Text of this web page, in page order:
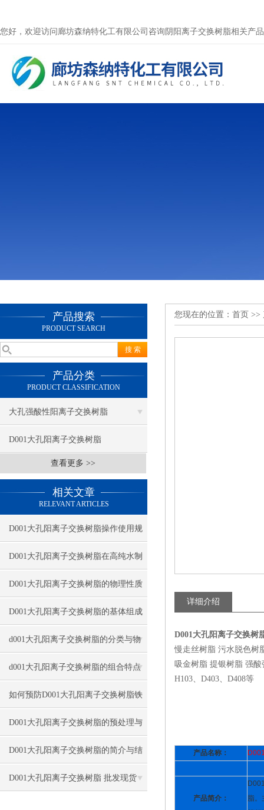
您好，欢迎访问廊坊森纳特化工有限公司咨询阴阳离子交换树脂相关产
产品搜索
PRODUCT SEARCH
产品分类
PRODUCT CLASSIFICATION
大孔强酸性阳离子交换树脂
D001大孔阳离子交换树脂
查看更多 >>
相关文章
RELEVANT ARTICLES
D001大孔阳离子交换树脂操作使用规
程
D001大孔阳离子交换树脂在高纯水制
备中的用途
D001大孔阳离子交换树脂的物理性质
D001大孔阳离子交换树脂的基体组成
与转型
d001大孔阳离子交换树脂的分类与物
理结构
d001大孔阳离子交换树脂的组合特点
与应用条件
如何预防D001大孔阳离子交换树脂铁
中毒？
D001大孔阳离子交换树脂的预处理与
硬化工艺
D001大孔阳离子交换树脂的简介与结
构类型
D001大孔阳离子交换树脂 批发现货
您现在的位置： 首页 >>
详细介绍
D001大孔阳离子交换树
慢走丝树脂 污水脱色树
吸金树脂 提银树脂 强酸
H103、D403、D408等
产品名称：
产品简介：
脂。